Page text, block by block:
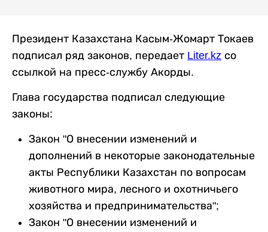
Президент Казахстана Касым-Жомарт Токаев
подписал ряд законов, передает Liter.kz со
ссылкой на пресс-службу Акорды.
Глава государства подписал следующие
законы:
Закон "О внесении изменений и
дополнений в некоторые законодательные
акты Республики Казахстан по вопросам
животного мира, лесного и охотничьего
хозяйства и предпринимательства";
Закон "О внесении изменений и